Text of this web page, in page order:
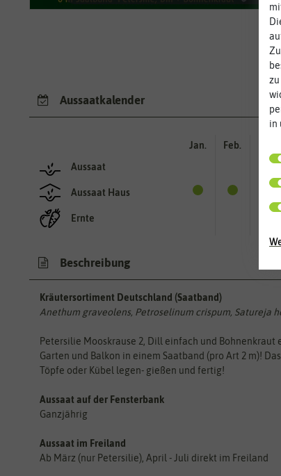
Aussaatkalender
Aussaat
Aussaat Haus
Ernte
Jan. Feb.
Beschreibung
Kräutersortiment Deutschland (Saatband)
Anethum graveolens, Petroselinum crispum, Satureja
Petersilie Mooskrause 2, Dill einfach und
Garten und Balkon in einem Saatband (pro Art 2 m)!
Töpfe oder Kübel legen- gießen und fertig!
Aussaat auf der Fensterbank
Ganzjährig
Aussaat im Freiland
Ab März (nur Petersilie), April - Juli direkt im Freiland
in